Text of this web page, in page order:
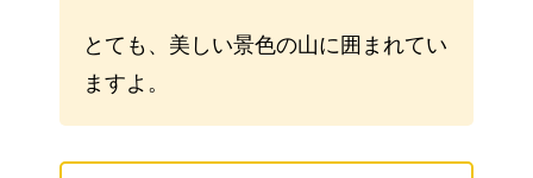
とても、美しい景色の山に囲まれてい
ますよ。